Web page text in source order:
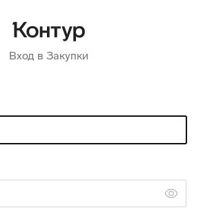
Вход в Закупки